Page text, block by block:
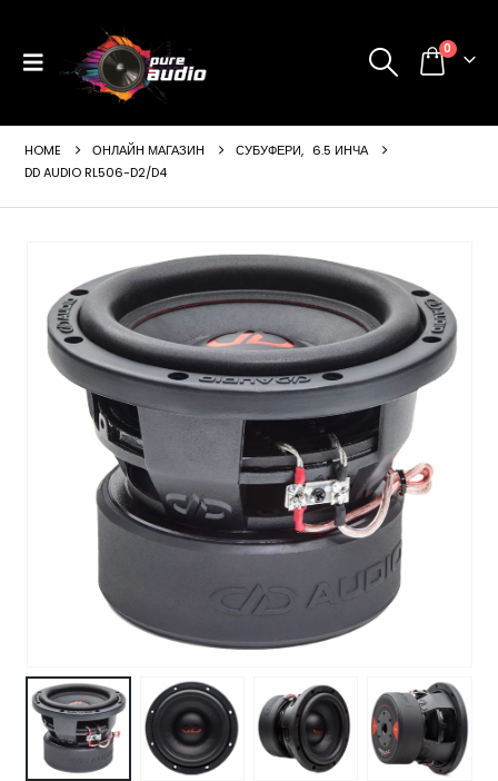
0
HOME ОНЛАЙН МАГАЗИН СУБУФЕРИ, 6.5 ИНЧА
DD AUDIO RL506-D2/D4